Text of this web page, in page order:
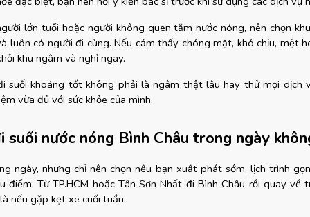
lớn tuổi hoặc người không quen tắm nước nóng, nên chọn
luôn có người đi cùng. Nếu cảm thấy chóng mặt, khó chịu, mệt
khu ngâm và nghỉ ngay.
suối khoáng tốt không phải là ngâm thật lâu hay thử mọi dịch
vừa đủ với sức khỏe của mình.
suối nước nóng Bình Châu trong ngày
ngày, nhưng chỉ nên chọn nếu bạn xuất phát sớm, lịch trình
điểm. Từ TP.HCM hoặc Tân Sơn Nhất đi Bình Châu rồi quay về
nếu gặp kẹt xe cuối tuần.